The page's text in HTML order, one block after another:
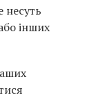
несуть
інших